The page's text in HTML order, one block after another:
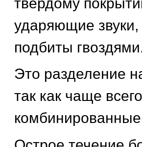
ударяющие звуки,
подбиты
Это разделение
так как чаще